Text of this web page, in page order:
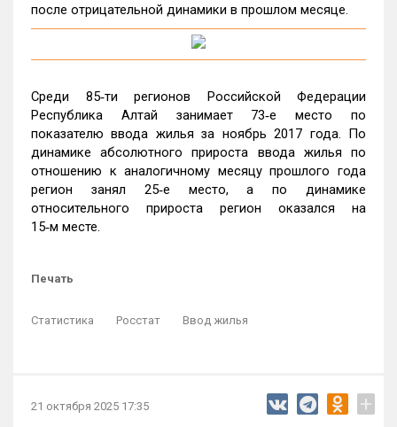
после отрицательной динамики в прошлом месяце.
Среди 85‑ти регионов Российской Федерации
Республика Алтай занимает 73‑е место по
показателю ввода жилья за ноябрь 2017 года. По
динамике абсолютного прироста ввода жилья по
отношению к аналогичному месяцу прошлого года
регион занял 25‑е место, а по динамике
относительного прироста регион оказался на
15‑м месте.
Печать
Статистика Росстат Ввод жилья
21 октября 2025 17:35 +